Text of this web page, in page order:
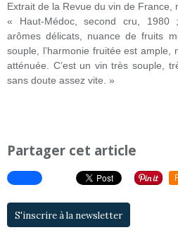
Extrait de la Revue du vin de France,
« Haut-Médoc, second cru, 1980
arômes délicats, nuance de fruits
souple, l’harmonie fruitée est
atténuée. C’est un vin très souple,
sans doute assez vite. »
Partager cet article
S'inscrire à la newsletter